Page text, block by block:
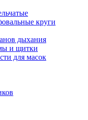
круги
дыхания
и щитки
для масок